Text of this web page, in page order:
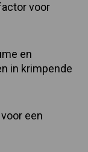
voor
en
in krimpende
een